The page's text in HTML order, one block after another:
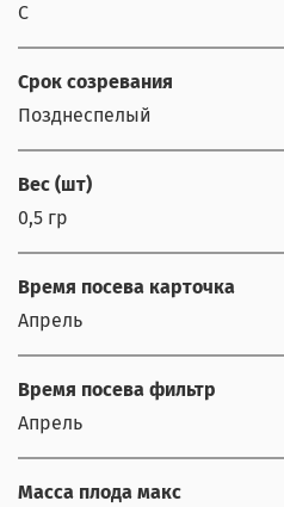
С
Срок созревания
Позднеспелый
Вес (шт)
0,5 гр
Время посева карточка
Апрель
Время посева фильтр
Апрель
Масса плода макс